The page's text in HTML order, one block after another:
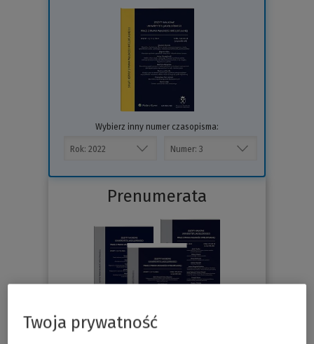
Wybierz inny numer czasopisma:
Prenumerata
Twoja prywatność